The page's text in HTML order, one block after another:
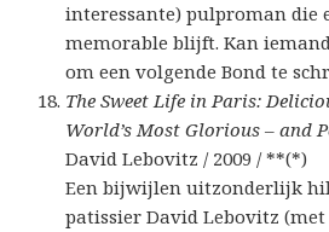
interessante) pulproman die
memorable blijft. Kan
om een volgende Bond te
The Sweet Life in Paris:
World’s Most Glorious – and
David Lebovitz / 2009 / **(*)
Een bijwijlen uitzonderlijk
patissier David Lebovitz (met